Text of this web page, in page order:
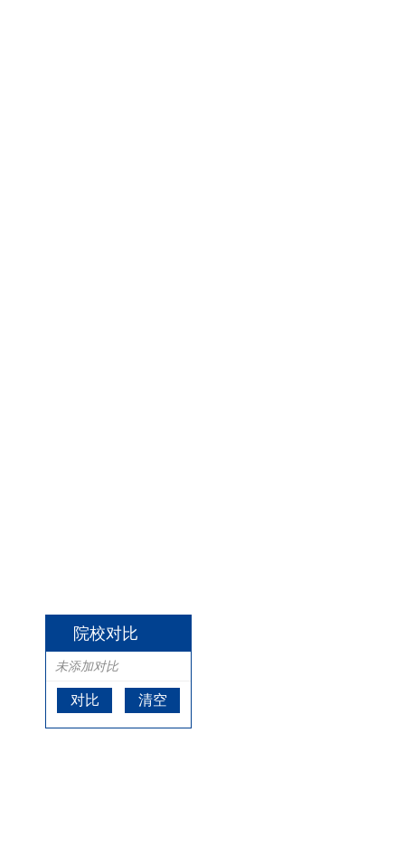
院校对比
未添加对比
对比 清空